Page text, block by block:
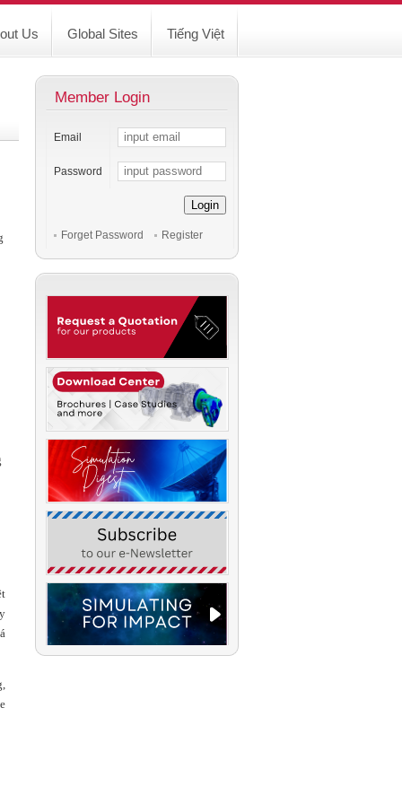
Tiếng Việt
Global Sites
Us
Member Login
Email
Password
Login
Forget Password Register